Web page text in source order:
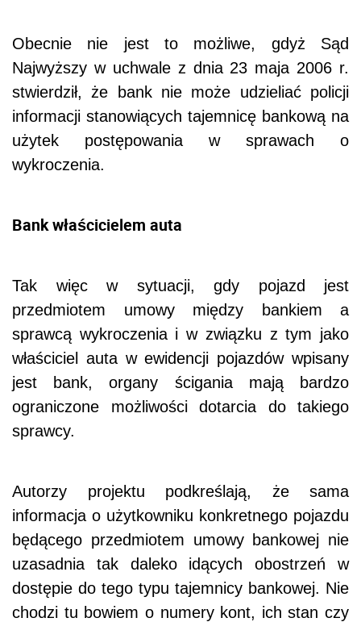
Obecnie nie jest to możliwe, gdyż Sąd
Najwyższy w uchwale z dnia 23 maja 2006 r.
stwierdził, że bank nie może udzieliać policji
informacji stanowiących tajemnicę bankową na
użytek postępowania w sprawach o
wykroczenia.
Bank właścicielem auta
Tak więc w sytuacji, gdy pojazd jest
przedmiotem umowy między bankiem a
sprawcą wykroczenia i w związku z tym jako
właściciel auta w ewidencji pojazdów wpisany
jest bank, organy ścigania mają bardzo
ograniczone możliwości dotarcia do takiego
sprawcy.
Autorzy projektu podkreślają, że sama
informacja o użytkowniku konkretnego pojazdu
będącego przedmiotem umowy bankowej nie
uzasadnia tak daleko idących obostrzeń w
dostępie do tego typu tajemnicy bankowej. Nie
chodzi tu bowiem o numery kont, ich stan czy